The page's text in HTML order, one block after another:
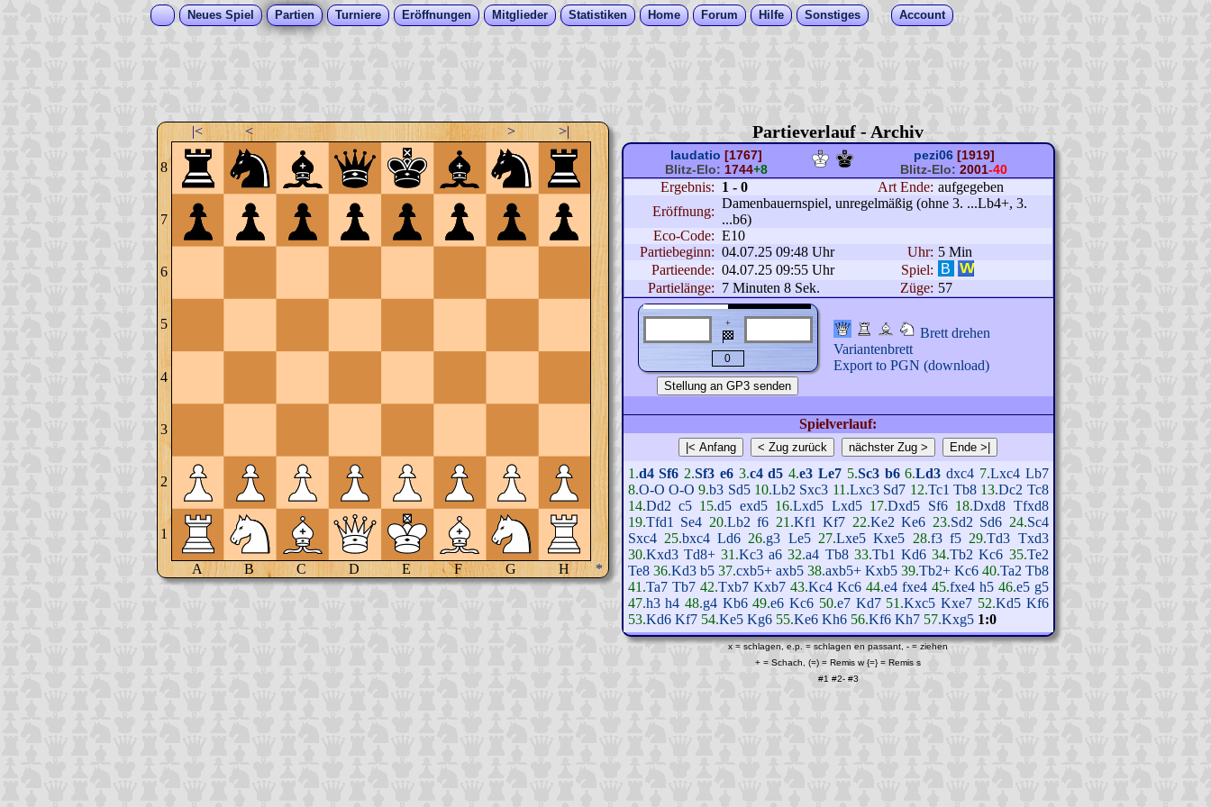
Neues Spiel Partien Turniere Eröffnungen Mitglieder Statistiken Home Forum Hilfe Sonstiges Account
|< < > >|
8
7
6
5
4
3
2
1
A B C D E F G H *
Partieverlauf - Archiv
laudatio [1767]
Blitz-Elo: 1744+8
pezi06 [1919]
Blitz-Elo: 2001-40
Ergebnis: 1 - 0 Art Ende: aufgegeben
Eröffnung:
Damenbauernspiel, unregelmäßig (ohne 3. ...Lb4+, 3.
...b6)
Eco-Code: E10
Partiebeginn: 04.07.25 09:48 Uhr Uhr: 5 Min
Partieende: 04.07.25 09:55 Uhr
Spiel:
Partielänge: 7 Minuten 8 Sek. Züge: 57
+
🏁
Brett drehen
Variantenbrett
Export to PGN (download)
Spielverlauf:
1.d4 Sf6 2.Sf3 e6 3.c4 d5 4.e3 Le7 5.Sc3 b6 6.Ld3 dxc4 7.Lxc4 Lb7
8.O-O O-O 9.b3 Sd5 10.Lb2 Sxc3 11.Lxc3 Sd7 12.Tc1 Tb8 13.Dc2 Tc8
14.Dd2 c5 15.d5 exd5 16.Lxd5 Lxd5 17.Dxd5 Sf6 18.Dxd8 Tfxd8
19.Tfd1 Se4 20.Lb2 f6 21.Kf1 Kf7 22.Ke2 Ke6 23.Sd2 Sd6 24.Sc4
Sxc4 25.bxc4 Ld6 26.g3 Le5 27.Lxe5 Kxe5 28.f3 f5 29.Td3 Txd3
30.Kxd3 Td8+ 31.Kc3 a6 32.a4 Tb8 33.Tb1 Kd6 34.Tb2 Kc6 35.Te2
Te8 36.Kd3 b5 37.cxb5+ axb5 38.axb5+ Kxb5 39.Tb2+ Kc6 40.Ta2 Tb8
41.Ta7 Tb7 42.Txb7 Kxb7 43.Kc4 Kc6 44.e4 fxe4 45.fxe4 h5 46.e5 g5
47.h3 h4 48.g4 Kb6 49.e6 Kc6 50.e7 Kd7 51.Kxc5 Kxe7 52.Kd5 Kf6
53.Kd6 Kf7 54.Ke5 Kg6 55.Ke6 Kh6 56.Kf6 Kh7 57.Kxg5 1:0
x = schlagen, e.p. = schlagen en passant, - = ziehen
+ = Schach, (=) = Remis w {=} = Remis s
#1 #2-#3